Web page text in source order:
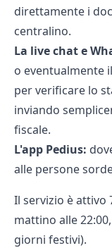
direttamente i
centralino.
La live chat e
o eventualmente
per verificare lo
inviando
fiscale.
L'app Pedius:
alle persone
Il servizio è attivo
mattino alle
giorni festivi).